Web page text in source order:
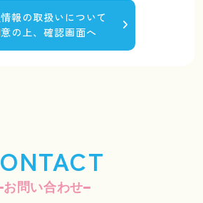
の又は個人識別符号が含まれる
、事前に適切な⽅法でご本人か
のとします。
への対応。
報の取扱いについて
の上、確認画面へ
お問い合わせ